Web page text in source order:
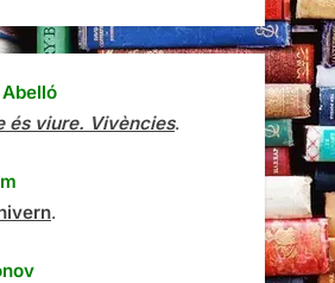
és viure. Vivències.
.